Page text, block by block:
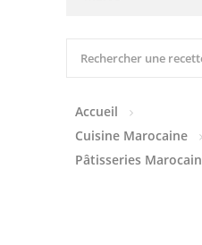
Entrées Froides
Tajines
Accueil
Cuisine Marocaine
Pâtisseries